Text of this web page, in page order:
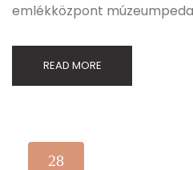
emlékközpont
READ MORE
28